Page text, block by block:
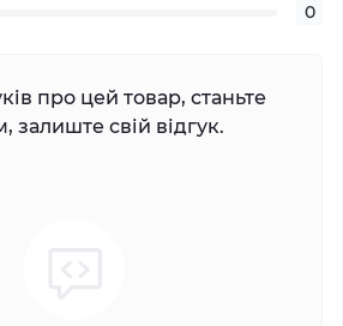
0
про цей товар, станьте
залиште свій відгук.